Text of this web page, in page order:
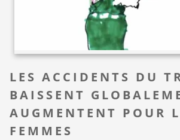
LES ACCIDENTS DU
BAISSENT
AUGMENTENT POUR
FEMMES